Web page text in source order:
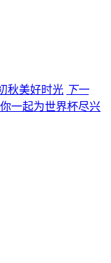
秋美好时光 下一
你一起为世界杯尽兴